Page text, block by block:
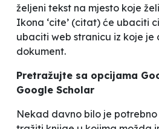
željeni tekst na mjesto koje
Ikona ‘cite’ (citat) će ubaciti
ubaciti web stranicu iz koje je
dokument.
Pretražujte sa opcijama
Google Scholar
Nekad davno bilo je